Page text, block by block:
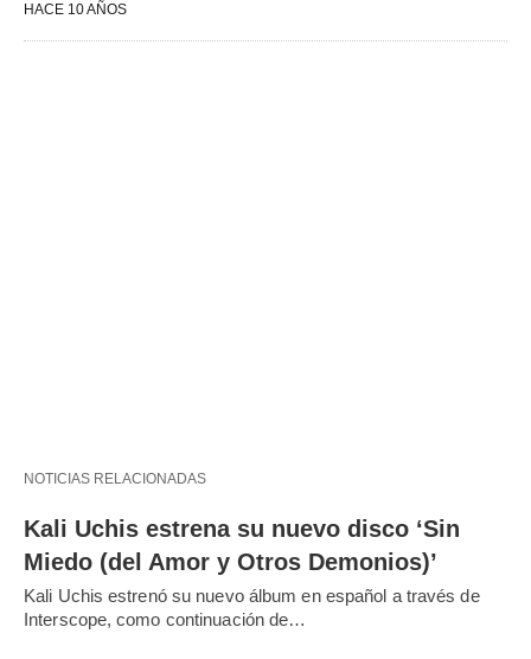
HACE 10 AÑOS
NOTICIAS RELACIONADAS
Kali Uchis estrena su nuevo disco ‘Sin
Miedo (del Amor y Otros Demonios)’
Kali Uchis estrenó su nuevo álbum en español a través de
Interscope, como continuación de…